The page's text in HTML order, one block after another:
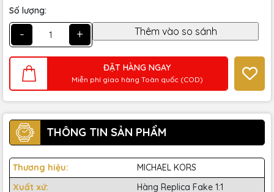
Số lượng:
- +
ĐẶT HÀNG NGAY
Miễn phí giao hàng Toàn quốc (COD)
THÔNG TIN SẢN PHẨM
Thương hiệu:
MICHAEL KORS
Xuất xứ:
Hàng Replica Fake 1:1